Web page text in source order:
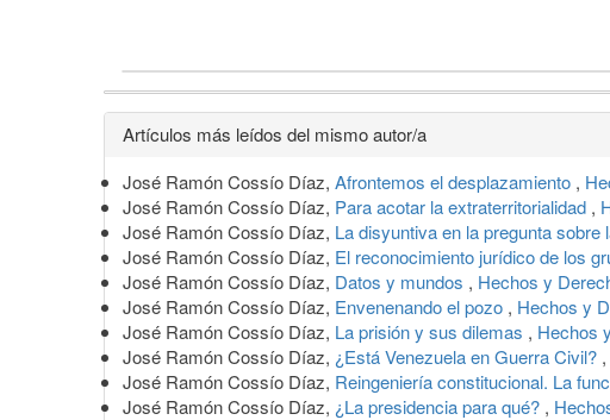
Detalles
del
artículo
Artículos más leídos del mismo autor/a
José Ramón Cossío Díaz, Afrontemos el desplazamiento ,
José Ramón Cossío Díaz, Para acotar la extraterritorialidad ,
José Ramón Cossío Díaz, La disyuntiva en la pregunta
José Ramón Cossío Díaz, El reconocimiento jurídico de los
José Ramón Cossío Díaz, Datos y mundos , Hechos y
José Ramón Cossío Díaz, Envenenando el pozo , Hechos y
José Ramón Cossío Díaz, La prisión y sus dilemas , Hechos
José Ramón Cossío Díaz, ¿Está Venezuela en Guerra Civil? ,
José Ramón Cossío Díaz, Reingeniería constitucional. La
José Ramón Cossío Díaz, ¿La presidencia para qué? ,